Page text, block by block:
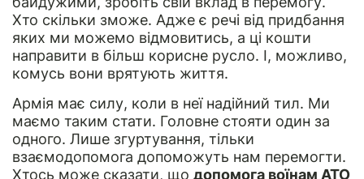
Хто скільки зможе. Адже є речі від придбання
яких ми можемо відмовитись, а ці кошти
направити в більш корисне русло. І, можливо,
комусь вони врятують життя.
Армія має силу, коли в неї надійний тил. Ми
маємо таким стати. Головне стояти один за
одного. Лише згуртування, тільки
взаємодопомога допоможуть нам перемогти.
Хтось може сказати, що допомога воїнам АТО